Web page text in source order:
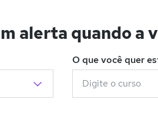
alerta quando a
O que você quer